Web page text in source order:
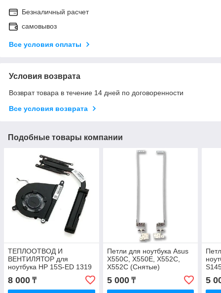
Безналичный расчет
самовывоз
Все условия оплаты
Условия возврата
Возврат товара в течение 14 дней по договоренности
Все условия возврата
Подобные товары компании
ТЕПЛООТВОД И
ВЕНТИЛЯТОР для
ноутбука HP 15S-ED 1319
L68134-001 L68132-001
снятый оригинал
8 000 ₸
Петли для ноутбука Asus
X550C, X550E, X552C,
X552C (Снятые)
5 000₸ 5